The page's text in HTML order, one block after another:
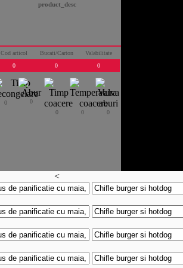
product_desc
Cod articol Bucati/Carton
Valabilitate
0
0 0
0
0
0
0 0
<
>